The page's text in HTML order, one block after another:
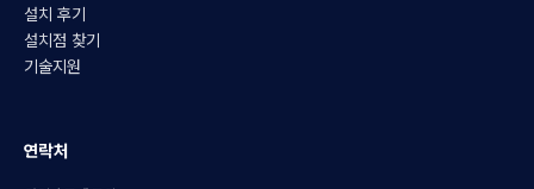
설치 후기
설치점 찾기
기술지원
연락처